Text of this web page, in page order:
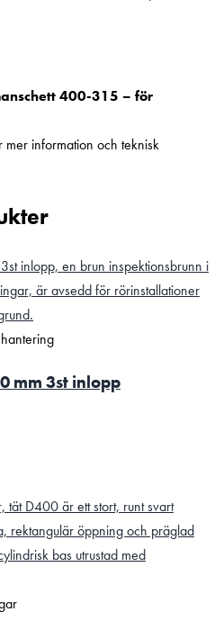
400-315 – för
mer information och teknisk
mm 3st inlopp